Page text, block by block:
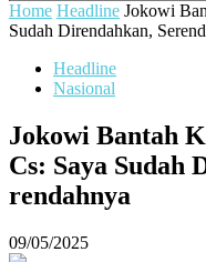
Home Headline Jokowi
Sudah Direndahkan,
Headline
Nasional
Jokowi Bantah
Cs: Saya Sudah
rendahnya
09/05/2025